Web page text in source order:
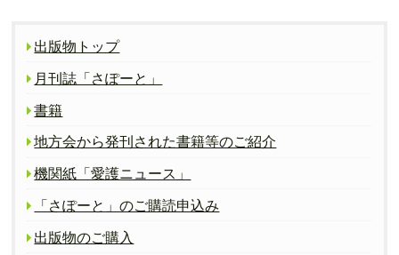
出版物トップ
月刊誌「さぽーと」
書籍
地方会から発刊された書籍等のご紹介
機関紙「愛護ニュース」
「さぽーと」のご購読申込み
出版物のご購入